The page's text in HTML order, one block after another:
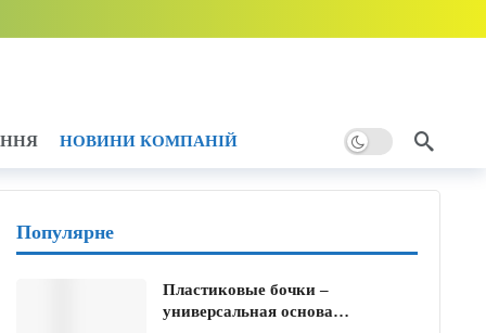
НОВИНИ КОМПАНІЙ
Популярне
Пластиковые бочки –
универсальная основа…